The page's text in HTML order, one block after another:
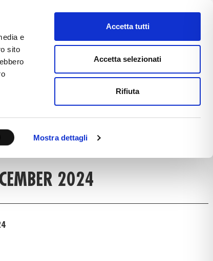
e
sito
Mostra dettagli
Accetta tutti
Accetta selezionati
Rifiuta
E-COMMERCE FAST NEWS
DETAIL
2024